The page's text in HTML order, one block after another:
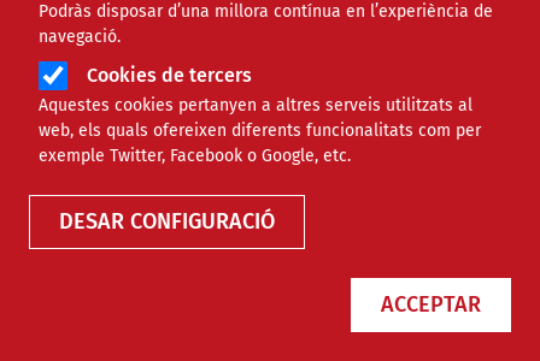
Podràs disposar d’una millora contínua en l’experiència de
navegació.
Cookies de tercers
Aquestes cookies pertanyen a altres serveis utilitzats al
web, els quals ofereixen diferents funcionalitats com per
exemple Twitter, Facebook o Google, etc.
DESAR CONFIGURACIÓ
ACCEPTAR
El Clúster Salut Mental Catalunya
celebra el seu desè aniversari
premiant diverses organitzacions
del sector
NOTÍCIES SOCIAL